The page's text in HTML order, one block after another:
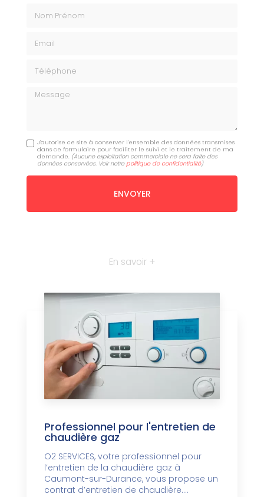
Message
J'autorise ce site à conserver l'ensemble des données transmises
dans ce formulaire pour faciliter le suivi et le traitement de ma
demande. (Aucune exploitation commerciale ne sera faite des
données conservées. Voir notre politique de confidentialité)
En savoir +
Professionnel pour l'entretien de
chaudière gaz
O2 SERVICES, votre professionnel pour
l’entretien de la chaudière gaz à
Caumont-sur-Durance, vous propose un
contrat d’entretien de chaudière....